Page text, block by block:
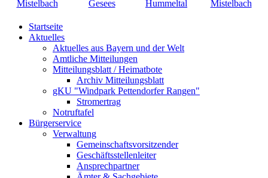
Startseite
Aktuelles
Aktuelles aus Bayern und der Welt
Amtliche Mitteilungen
Mitteilungsblatt / Heimatbote
Archiv Mitteilungsblatt
gKU "Windpark Pettendorfer Rangen"
Stromertrag
Notruftafel
Bürgerservice
Verwaltung
Gemeinschaftsvorsitzender
Geschäftsstellenleiter
Ansprechpartner